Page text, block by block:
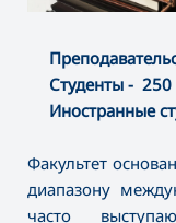
Студенты - 250
Иностранные
Факультет
диапазону
часто